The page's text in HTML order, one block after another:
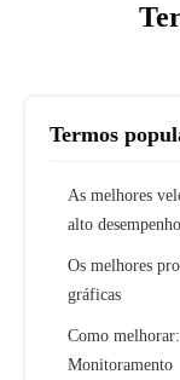
Termos
As melhores
alto desempenho
Os melhores
gráficas
Como
Monitoramento